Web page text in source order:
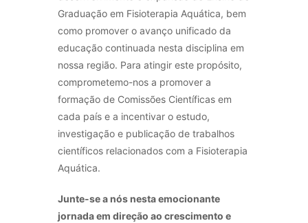
Graduação em Fisioterapia Aquática, bem
como promover o avanço unificado da
educação continuada nesta disciplina em
nossa região. Para atingir este propósito,
comprometemo-nos a promover a
formação de Comissões Científicas em
cada país e a incentivar o estudo,
investigação e publicação de trabalhos
científicos relacionados com a Fisioterapia
Aquática.
Junte-se a nós nesta emocionante
jornada em direção ao crescimento e